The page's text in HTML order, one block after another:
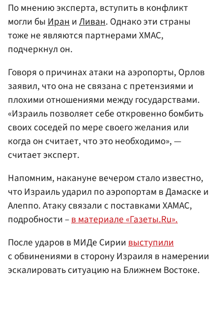
По мнению эксперта, вступить в конфликт
могли бы Иран иЛиван. Однако эти страны
тоже не являются партнерами ХМАС,
подчеркнул он.
Говоря о причинах атаки на аэропорты, Орлов
заявил, что она не связана с претензиями и
плохими отношениями между государствами.
«Израиль позволяет себе откровенно бомбить
своих соседей по мере своего желания или
когда он считает, что это необходимо», —
считает эксперт.
Напомним, накануне вечером стало известно,
что Израиль ударил по аэропортам в Дамаске и
Алеппо. Атаку связали с поставками ХАМАС,
подробности –в материале «Газеты.Ru».
После ударов в МИДе Сириивыступили
с обвинениями в сторону Израиля в намерении
эскалировать ситуацию на Ближнем Востоке.